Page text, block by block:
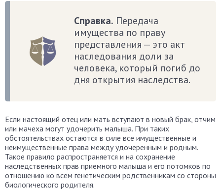
Справка. Передача
имущества по праву
представления — это акт
наследования доли за
человека, который погиб до
дня открытия наследства.
Если настоящий отец или мать вступают в новый брак, отчим
или мачеха могут удочерить малыша. При таких
обстоятельствах остаются в силе все имущественные и
неимущественные права между удочеренным и родным.
Такое правило распространяется и на сохранение
наследственных прав приемного малыша и его потомков по
отношению ко всем генетическим родственникам со стороны
биологического родителя.